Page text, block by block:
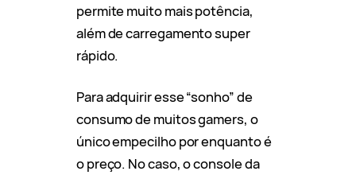
permite muito mais potência,
além de carregamento super
rápido.
Para adquirir esse “sonho” de
consumo de muitos gamers, o
único empecilho por enquanto é
o preço. No caso, o console da